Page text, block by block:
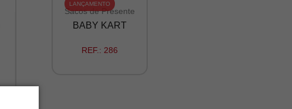
LANÇAMENTO
Sacos de Presente
BABY KART
REF.:286